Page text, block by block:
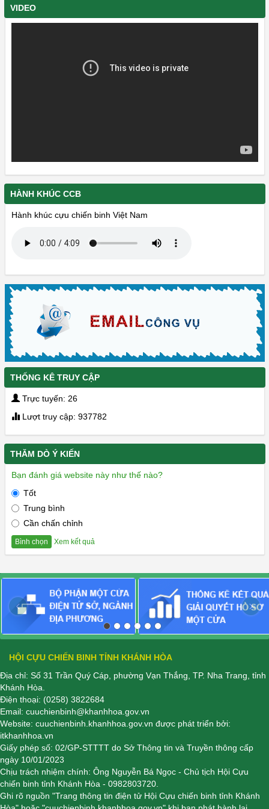
VIDEO
HÀNH KHÚC CCB
Hành khúc cựu chiến binh Việt Nam
THỐNG KÊ TRUY CẬP
Trực tuyến: 26
Lượt truy cập: 937782
THĂM DÒ Ý KIẾN
Bạn đánh giá website này như thế nào?
Tốt
Trung bình
Cần chấn chỉnh
Bình chọn Xem kết quả
‹ ›
HỘI CỰU CHIẾN BINH TỈNH KHÁNH HÒA
Địa chỉ: Số 31 Trần Quý Cáp, phường Vạn Thắng, TP. Nha Trang, tỉnh
Khánh Hòa.
Điện thoại: (0258) 3822684
Email: cuuchienbinh@khanhhoa.gov.vn
Website: cuuchienbinh.khanhhoa.gov.vn được phát triển bởi:
itkhanhhoa.vn
Giấy phép số: 02/GP-STTTT do Sở Thông tin và Truyền thông cấp
ngày 10/01/2023
Chịu trách nhiệm chính: Ông Nguyễn Bá Ngọc - Chủ tịch Hội Cựu
chiến binh tỉnh Khánh Hòa - 0982803720.
Ghi rõ nguồn "Trang thông tin điện tử Hội Cựu chiến binh tỉnh Khánh